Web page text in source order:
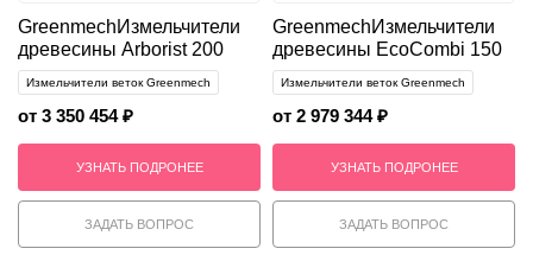
GreenmechИзмельчители
древесины Arborist 200
Измельчители веток Greenmech
от 3 350 454 ₽
УЗНАТЬ ПОДРОНЕЕ
ЗАДАТЬ ВОПРОС
GreenmechИзмельчители
древесины EcoCombi 150
Измельчители веток Greenmech
от 2 979 344 ₽
УЗНАТЬ ПОДРОНЕЕ
ЗАДАТЬ ВОПРОС